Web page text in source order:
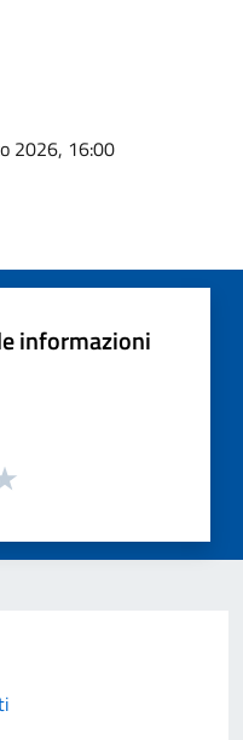
2026, 16:00
informazioni